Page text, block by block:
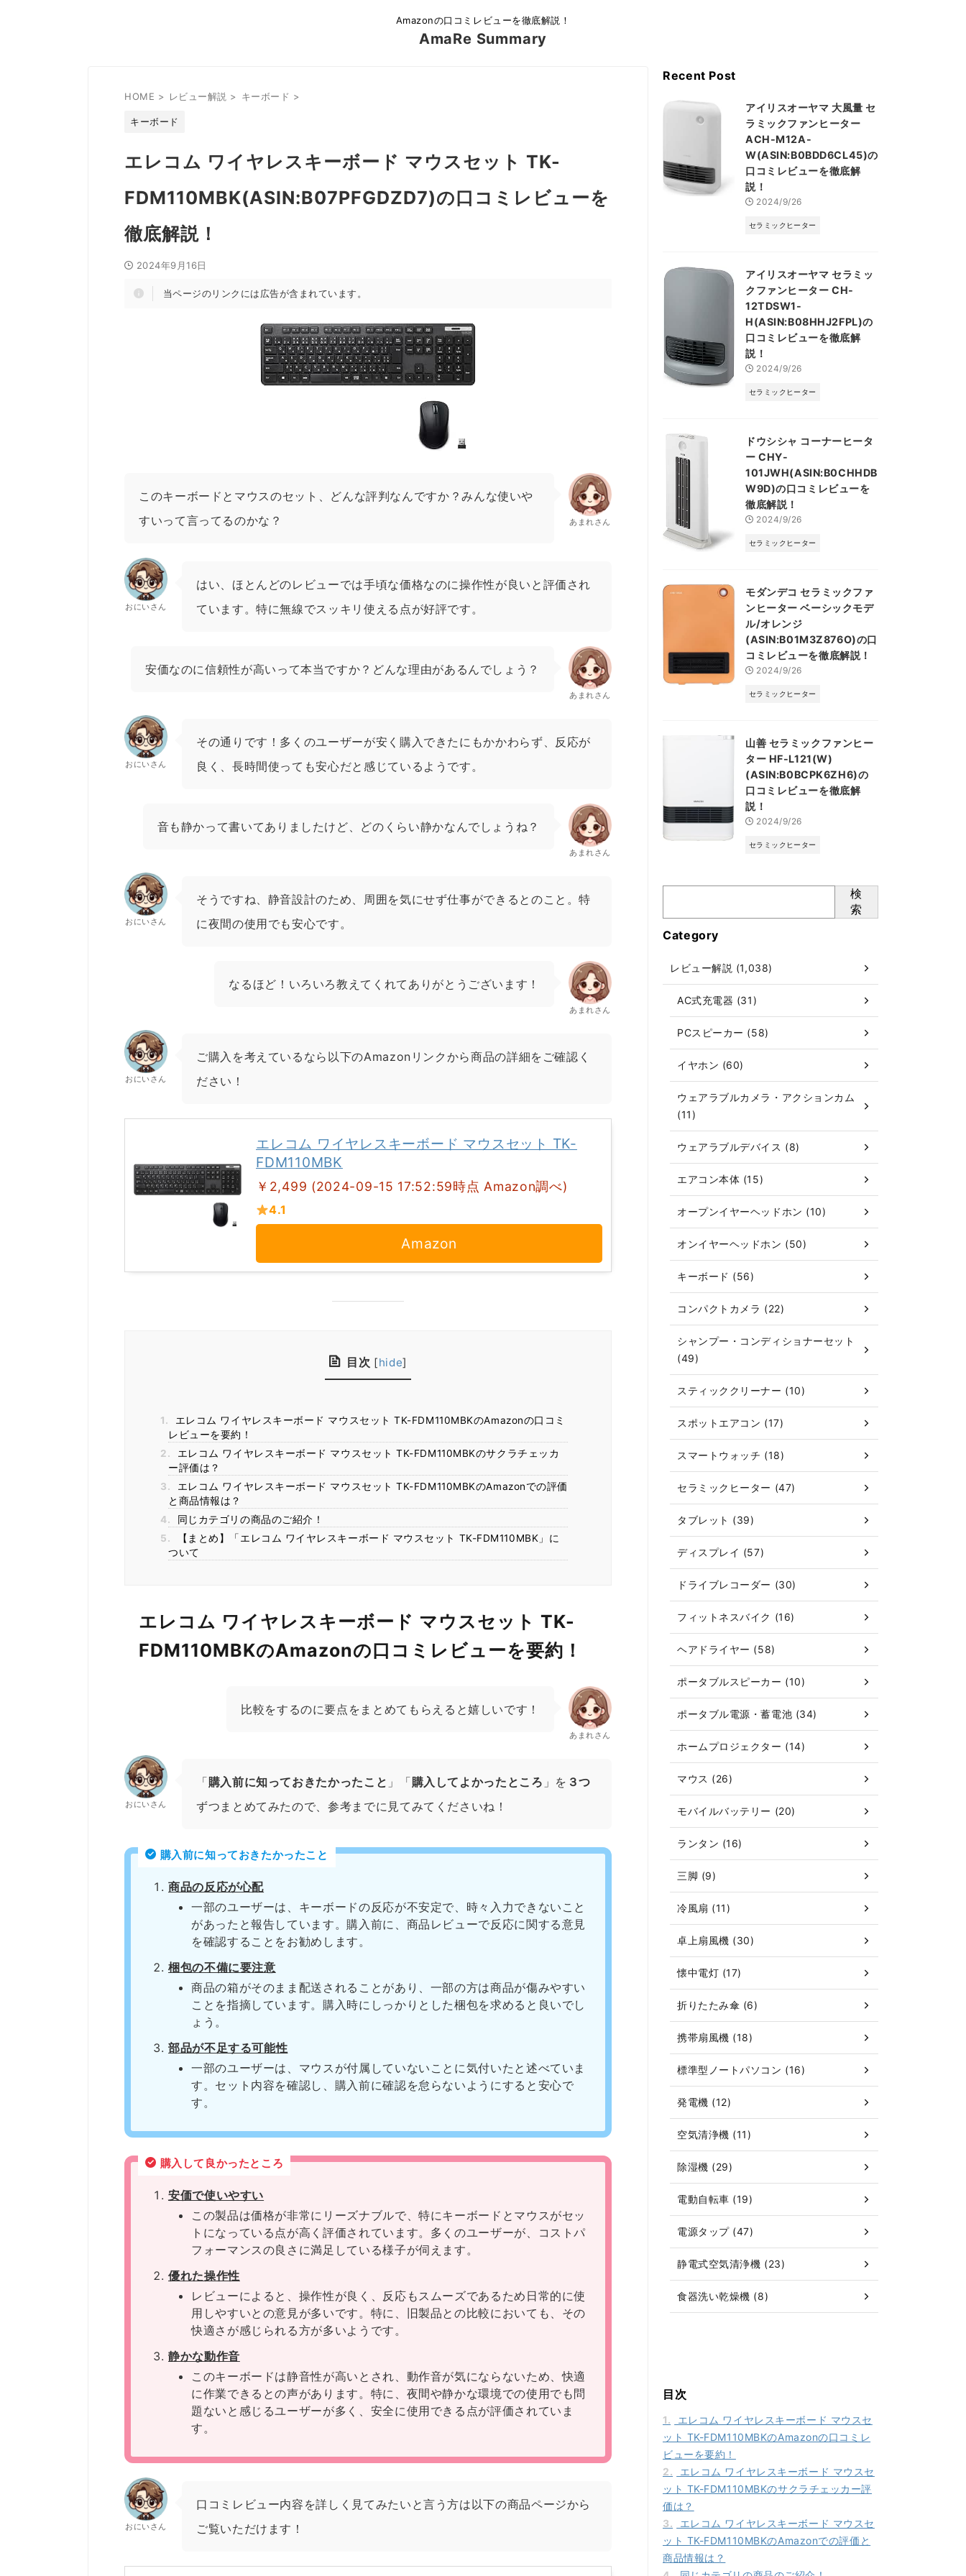
Amazonの口コミレビューを徹底解説！
AmaRe Summary
HOME > レビュー解説 > キーボード >
キーボード
エレコム ワイヤレスキーボード マウスセット TK-
FDM110MBK(ASIN:B07PFGDZD7)の口コミレビューを
徹底解説！
2024年9月16日
当ページのリンクには広告が含まれています。
このキーボードとマウスのセット、どんな評判なんですか？みんな使いや
すいって言ってるのかな？
あまれさん
おにいさん
はい、ほとんどのレビューでは手頃な価格なのに操作性が良いと評価され
ています。特に無線でスッキリ使える点が好評です。
安価なのに信頼性が高いって本当ですか？どんな理由があるんでしょう？
あまれさん
おにいさん
その通りです！多くのユーザーが安く購入できたにもかかわらず、反応が
良く、長時間使っても安心だと感じているようです。
音も静かって書いてありましたけど、どのくらい静かなんでしょうね？
あまれさん
おにいさん
そうですね、静音設計のため、周囲を気にせず仕事ができるとのこと。特
に夜間の使用でも安心です。
なるほど！いろいろ教えてくれてありがとうございます！
あまれさん
おにいさん
ご購入を考えているなら以下のAmazonリンクから商品の詳細をご確認く
ださい！
エレコム ワイヤレスキーボード マウスセット TK-
FDM110MBK
￥2,499 (2024-09-15 17:52:59時点 Amazon調べ)
4.1
Amazon
目次 [hide]
1.
エレコム ワイヤレスキーボード マウスセット TK-FDM110MBKのAmazonの口コミ
レビューを要約！
2.
エレコム ワイヤレスキーボード マウスセット TK-FDM110MBKのサクラチェッカ
ー評価は？
3.
エレコム ワイヤレスキーボード マウスセット TK-FDM110MBKのAmazonでの評価
と商品情報は？
4.
同じカテゴリの商品のご紹介！
5.
【まとめ】「エレコム ワイヤレスキーボード マウスセット TK-FDM110MBK」に
ついて
エレコム ワイヤレスキーボード マウスセット TK-
FDM110MBKのAmazonの口コミレビューを要約！
比較をするのに要点をまとめてもらえると嬉しいです！
あまれさん
おにいさん
「購入前に知っておきたかったこと 」「購入してよかったところ 」を ３つ
ずつまとめてみたので、参考までに見てみてくださいね！
購入前に知っておきたかったこと
商品の反応が心配
一部のユーザーは、キーボードの反応が不安定で、時々入力できないこと
があったと報告しています。購入前に、商品レビューで反応に関する意見
を確認することをお勧めします。
梱包の不備に要注意
商品の箱がそのまま配送されることがあり、一部の方は商品が傷みやすい
ことを指摘しています。購入時にしっかりとした梱包を求めると良いでし
ょう。
部品が不足する可能性
一部のユーザーは、マウスが付属していないことに気付いたと述べていま
す。セット内容を確認し、購入前に確認を怠らないようにすると安心で
す。
購入して良かったところ
安価で使いやすい
この製品は価格が非常にリーズナブルで、特にキーボードとマウスがセッ
トになっている点が高く評価されています。多くのユーザーが、コストパ
フォーマンスの良さに満足している様子が伺えます。
優れた操作性
レビューによると、操作性が良く、反応もスムーズであるため日常的に使
用しやすいとの意見が多いです。特に、旧製品との比較においても、その
快適さが感じられる方が多いようです。
静かな動作音
このキーボードは静音性が高いとされ、動作音が気にならないため、快適
に作業できるとの声があります。特に、夜間や静かな環境での使用でも問
題ないと感じるユーザーが多く、安全に使用できる点が評価されていま
す。
おにいさん
口コミレビュー内容を詳しく見てみたいと言う方は以下の商品ページから
ご覧いただけます！
Recent Post
アイリスオーヤマ 大風量 セ
ラミックファンヒーター
ACH-M12A-
W(ASIN:B0BDD6CL45)の
口コミレビューを徹底解
説！
2024/9/26
セラミックヒーター
アイリスオーヤマ セラミッ
クファンヒーター CH-
12TDSW1-
H(ASIN:B08HHJ2FPL)の
口コミレビューを徹底解
説！
2024/9/26
セラミックヒーター
ドウシシャ コーナーヒータ
ー CHY-
101JWH(ASIN:B0CHHDB
W9D)の口コミレビューを
徹底解説！
2024/9/26
セラミックヒーター
モダンデコ セラミックファ
ンヒーター ベーシックモデ
ル/オレンジ
(ASIN:B01M3Z876O)の口
コミレビューを徹底解説！
2024/9/26
セラミックヒーター
山善 セラミックファンヒー
ター HF-L121(W)
(ASIN:B0BCPK6ZH6)の
口コミレビューを徹底解
説！
2024/9/26
セラミックヒーター
検
索
Category
レビュー解説 (1,038)
AC式充電器 (31)
PCスピーカー (58)
イヤホン (60)
ウェアラブルカメラ・アクションカム
(11)
ウェアラブルデバイス (8)
エアコン本体 (15)
オープンイヤーヘッドホン (10)
オンイヤーヘッドホン (50)
キーボード (56)
コンパクトカメラ (22)
シャンプー・コンディショナーセット
(49)
スティッククリーナー (10)
スポットエアコン (17)
スマートウォッチ (18)
セラミックヒーター (47)
タブレット (39)
ディスプレイ (57)
ドライブレコーダー (30)
フィットネスバイク (16)
ヘアドライヤー (58)
ポータブルスピーカー (10)
ポータブル電源・蓄電池 (34)
ホームプロジェクター (14)
マウス (26)
モバイルバッテリー (20)
ランタン (16)
三脚 (9)
冷風扇 (11)
卓上扇風機 (30)
懐中電灯 (17)
折りたたみ傘 (6)
携帯扇風機 (18)
標準型ノートパソコン (16)
発電機 (12)
空気清浄機 (11)
除湿機 (29)
電動自転車 (19)
電源タップ (47)
静電式空気清浄機 (23)
食器洗い乾燥機 (8)
目次
1.
エレコム ワイヤレスキーボード マウスセ
ット TK-FDM110MBKのAmazonの口コミレ
ビューを要約！
2.
エレコム ワイヤレスキーボード マウスセ
ット TK-FDM110MBKのサクラチェッカー評
価は？
3.
エレコム ワイヤレスキーボード マウスセ
ット TK-FDM110MBKのAmazonでの評価と
商品情報は？